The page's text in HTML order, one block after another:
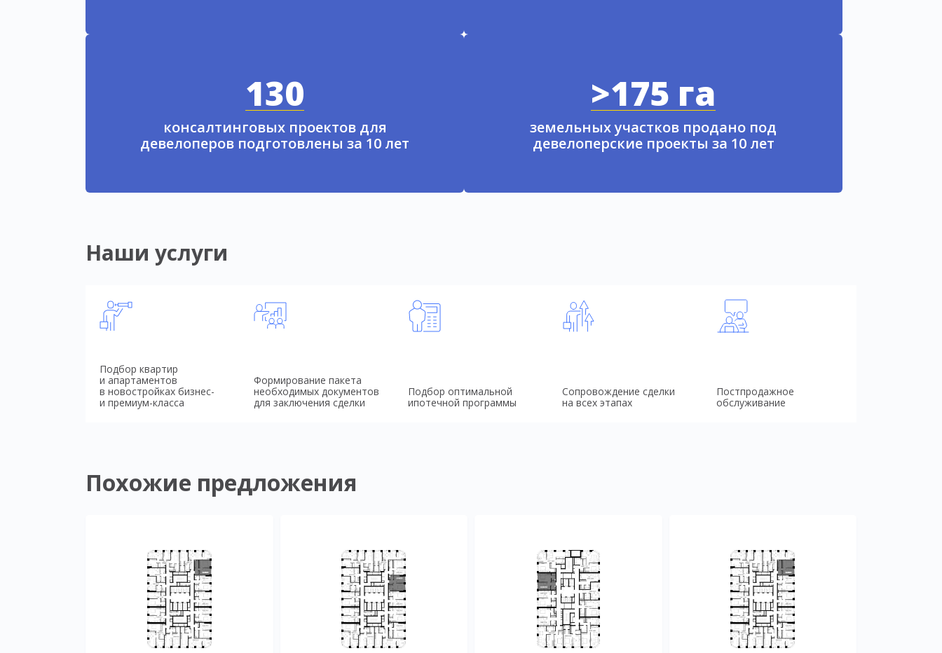
130
консалтинговых проектов для
девелоперов подготовлены за 10 лет
>175 га
земельных участков продано под
девелоперские проекты за 10 лет
Наши услуги
Подбор квартир
и апартаментов
в новостройках бизнес-
и премиум-класса
Формирование пакета
необходимых документов
для заключения сделки
Подбор оптимальной
ипотечной программы
Сопровождение сделки
на всех этапах
Постпродажное
обслуживание
Похожие предложения